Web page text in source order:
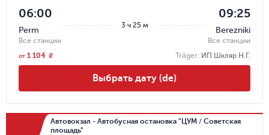
3 ч 25 м
06:00
Perm
Все станции
09:25
Berezniki
Все станции
Träger: ИП Шкляр Н.Г.
от 1 104 r
Выбрать дату (de)
Автовокзал - Автобусная остановка "ЦУМ / Советская
площадь"